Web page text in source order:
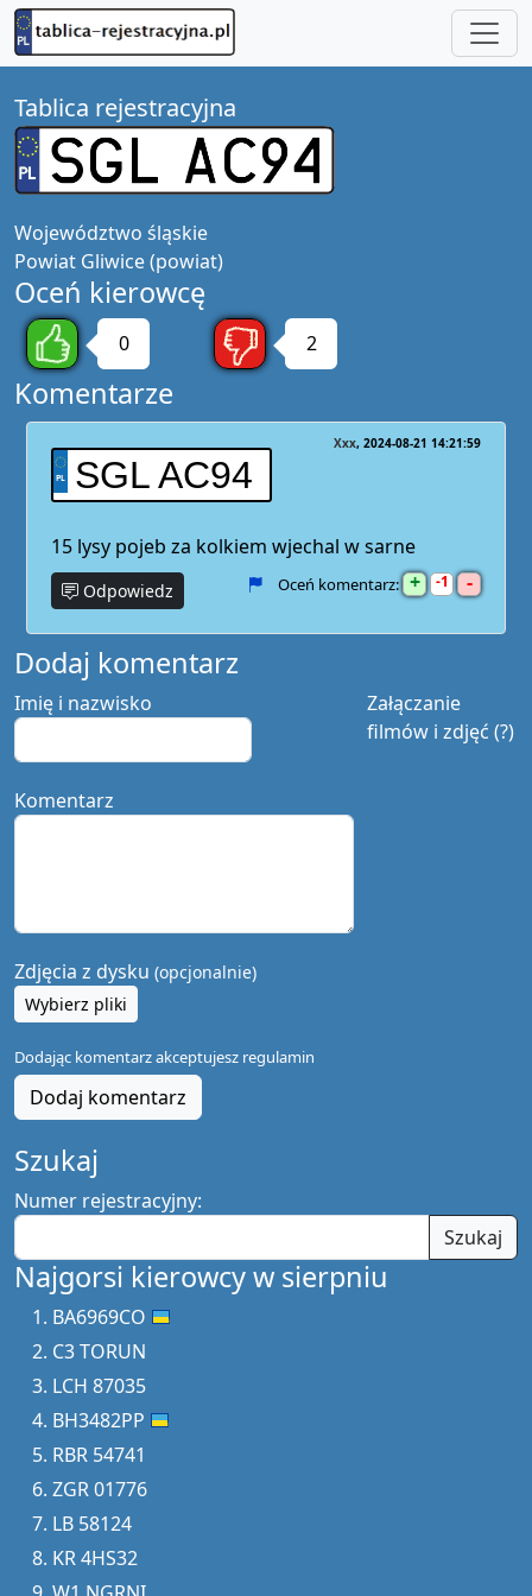
Tablica rejestracyjna
Województwo śląskie
Powiat Gliwice (powiat)
Oceń kierowcę
0 2
Komentarze
SGL AC94
Xxx 2024-08-21 14:21:59
15 lysy pojeb za kolkiem wjechal w sarne
Odpowiedz Oceń komentarz: + 1 -
Dodaj komentarz
Załączanie
filmów i zdjęć (?)
Imię i nazwisko
Komentarz
Zdjęcia z dysku (opcjonalnie)
Wybierz pliki
Dodając komentarz akceptujesz regulamin
Dodaj komentarz
Szukaj
Numer rejestracyjny:
Szukaj
Najgorsi kierowcy w sierpniu
BA6969CO
C3 TORUN
LCH 87035
BH3482PP
RBR 54741
ZGR 01776
LB 58124
KR 4HS32